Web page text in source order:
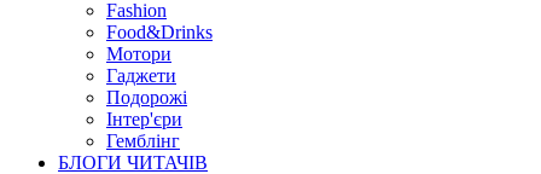
Fashion
Food&Drinks
Мотори
Гаджети
Подорожі
Інтер'єри
Гемблінг
БЛОГИ ЧИТАЧІВ